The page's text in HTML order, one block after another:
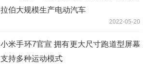
拉伯大规模生产电动汽车
2022-05-20
小米手环7官宣 拥有更大尺寸跑道型屏幕
支持多种运动模式